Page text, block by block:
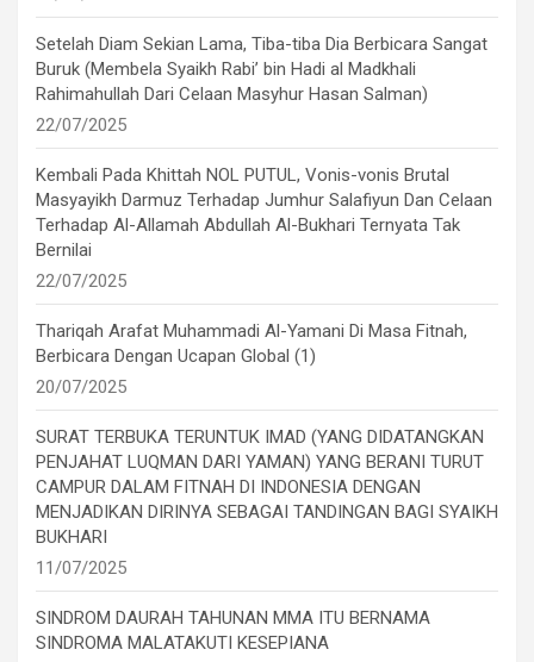
Setelah Diam Sekian Lama, Tiba-tiba Dia Berbicara Sangat
Buruk (Membela Syaikh Rabi’ bin Hadi al Madkhali
Rahimahullah Dari Celaan Masyhur Hasan Salman)
22/07/2025
Kembali Pada Khittah NOL PUTUL, Vonis-vonis Brutal
Masyayikh Darmuz Terhadap Jumhur Salafiyun Dan Celaan
Terhadap Al-Allamah Abdullah Al-Bukhari Ternyata Tak
Bernilai
22/07/2025
Thariqah Arafat Muhammadi Al-Yamani Di Masa Fitnah,
Berbicara Dengan Ucapan Global (1)
20/07/2025
SURAT TERBUKA TERUNTUK IMAD (YANG DIDATANGKAN
PENJAHAT LUQMAN DARI YAMAN) YANG BERANI TURUT
CAMPUR DALAM FITNAH DI INDONESIA DENGAN
MENJADIKAN DIRINYA SEBAGAI TANDINGAN BAGI SYAIKH
BUKHARI
11/07/2025
SINDROM DAURAH TAHUNAN MMA ITU BERNAMA
SINDROMA MALATAKUTI KESEPIANA